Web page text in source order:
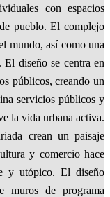
con espacios
pueblo. El complejo
mundo, así como una
El diseño se centra en
públicos, creando un
servicios públicos y
la vida urbana activa.
crean un paisaje
y comercio hace
y utópico. El diseño
muros de programa